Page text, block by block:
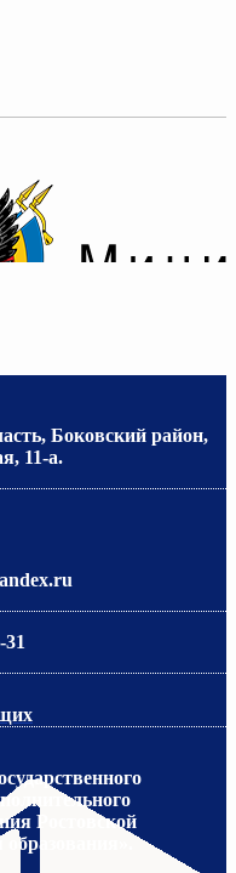
Боковский район,
11-а.
31
Ростовской